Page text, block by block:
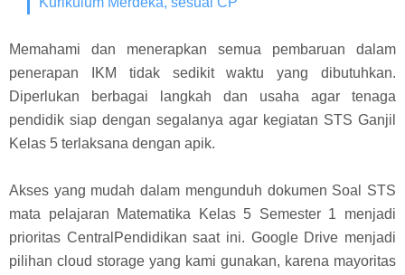
Memahami dan menerapkan semua pembaruan dalam
penerapan IKM tidak sedikit waktu yang dibutuhkan.
Diperlukan berbagai langkah dan usaha agar tenaga
pendidik siap dengan segalanya agar kegiatan STS Ganjil
Kelas 5 terlaksana dengan apik.
Akses yang mudah dalam mengunduh dokumen Soal STS
mata pelajaran Matematika Kelas 5 Semester 1 menjadi
prioritas CentralPendidikan saat ini. Google Drive menjadi
pilihan cloud storage yang kami gunakan, karena mayoritas